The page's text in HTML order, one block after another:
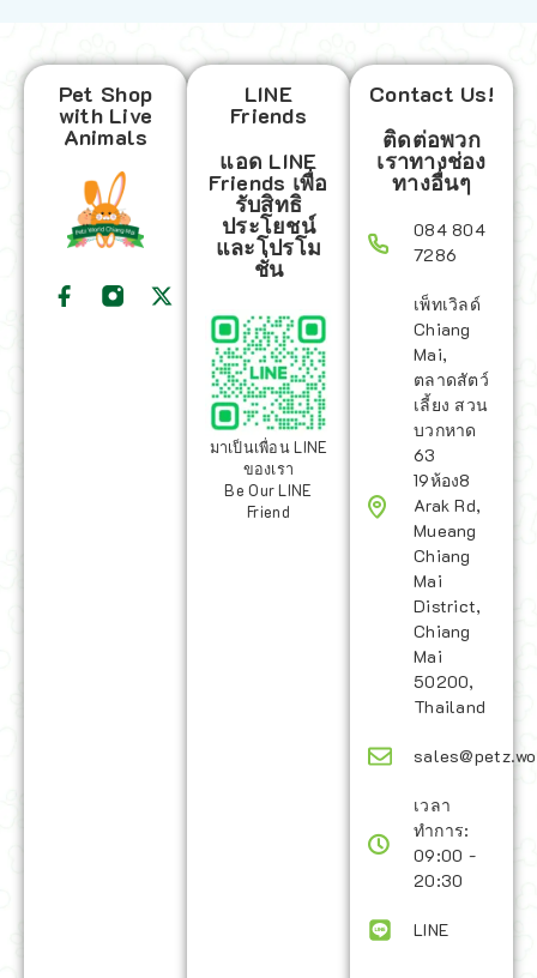
Pet Shop
with Live
Animals
LINE
Friends
แอด LINE
Friends เพื่อ
รับสิทธิ
ประโยชน์
และโปรโม
ชั่น
มาเป็นเพื่อน LINE
ของเรา
Be Our LINE
Friend
Contact Us!
ติดต่อพวก
เราทางช่อง
ทางอื่นๆ
084 804
7286
เพ็ทเวิลด์
Chiang
Mai,
ตลาดสัตว์
เลี้ยง สวน
บวกหาด
63
19ห้อง8
Arak Rd,
Mueang
Chiang
Mai
District,
Chiang
Mai
50200,
Thailand
เวลา
ทำการ:
09:00 -
20:30
LINE